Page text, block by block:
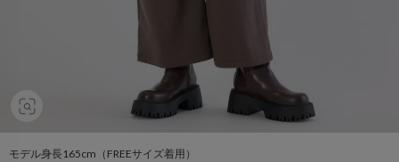
モデル身長165cm（FREEサイズ着用）